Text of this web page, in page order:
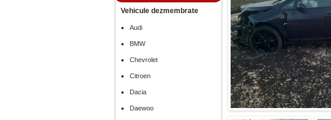
Vehicule dezmembrate
Audi
BMW
Chevrolet
Citroen
Dacia
Daewoo